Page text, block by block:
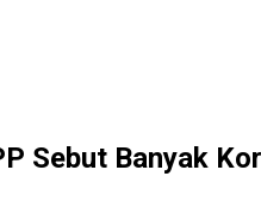
Sebut Banyak